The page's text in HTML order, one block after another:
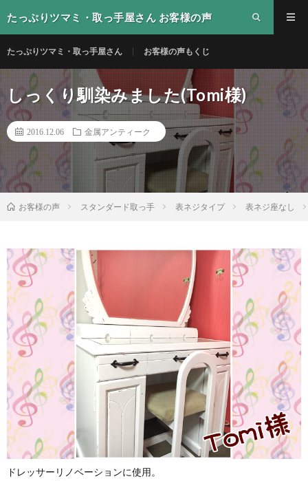
たっぷりツマミ・取っ手屋さん お客様の声
たっぷりツマミ・取っ手屋さん お客様の声もくじ
しっくり馴染みました(Tomi様)
2016.12.06 金属アンティーク
お客様の声 スタンダード取っ手 表ネジタイプ 表ネジ座なし
ドレッサーリノベーションに使用。